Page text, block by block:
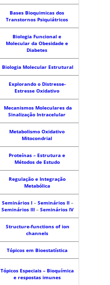
Bases Bioquimicas dos
Transtornos Psiquiátricos
Biologia Funcional e
Molecular da Obesidade e
Diabetes
Biologia Molecular Estrutural
Explorando o Distresse-
Estresse Oxidativo
Mecanismos Moleculares da
Sinalização Intracelular
Metabolismo Oxidativo
Mitocondrial
Proteínas – Estrutura e
Métodos de Estudo
Regulação e Integração
Metabólica
Seminários I –Seminários II –
Seminários III –Seminários IV
Structure-functions of ion
channels
Tópicos em Bioestatística
Tópicos Especiais – Bioquímica
e respostas imunes